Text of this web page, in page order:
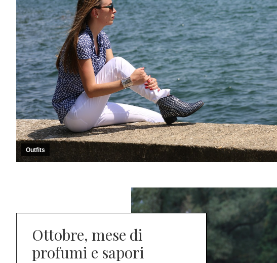
Outfits
Ottobre, mese di
profumi e sapori